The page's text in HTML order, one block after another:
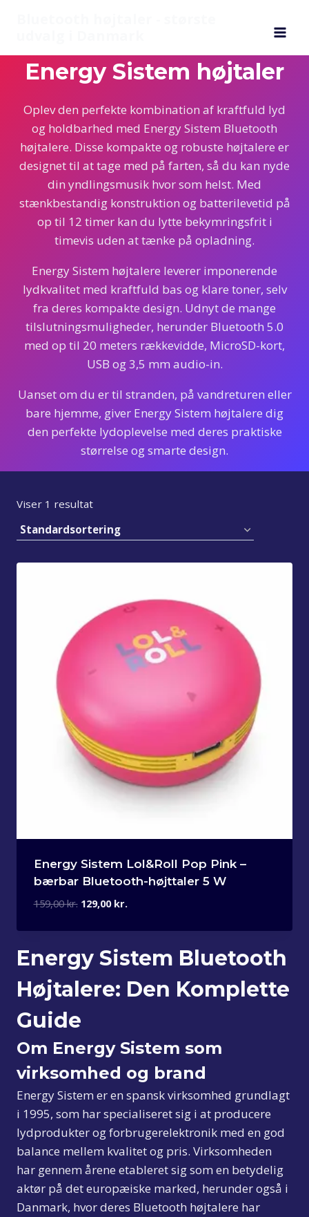
Energy Sistem højtaler
Oplev den perfekte kombination af kraftfuld lyd
og holdbarhed med Energy Sistem Bluetooth
højtalere. Disse kompakte og robuste højtalere er
designet til at tage med på farten, så du kan nyde
din yndlingsmusik hvor som helst. Med
stænkbestandig konstruktion og batterilevetid på
op til 12 timer kan du lytte bekymringsfrit i
timevis uden at tænke på opladning.
Energy Sistem højtalere leverer imponerende
lydkvalitet med kraftfuld bas og klare toner, selv
fra deres kompakte design. Udnyt de mange
tilslutningsmuligheder, herunder Bluetooth 5.0
med op til 20 meters rækkevidde, MicroSD-kort,
USB og 3,5 mm audio-in.
Uanset om du er til stranden, på vandreturen eller
bare hjemme, giver Energy Sistem højtalere dig
den perfekte lydoplevelse med deres praktiske
størrelse og smarte design.
Viser 1 resultat
Energy Sistem Lol&Roll Pop Pink –
bærbar Bluetooth-højttaler 5 W
159,00kr. Den
pris
159,00 kr..
129,00 kr.
pris
er:
129,00 kr..
Energy Sistem Bluetooth
Højtalere: Den Komplette
Guide
Om Energy Sistem som
virksomhed og brand
Energy Sistem er en spansk virksomhed grundlagt
i 1995, som har specialiseret sig i at producere
lydprodukter og forbrugerelektronik med en god
balance mellem kvalitet og pris. Virksomheden
har gennem årene etableret sig som en betydelig
aktør på det europæiske marked, herunder også i
Danmark, hvor deres Bluetooth højtalere har